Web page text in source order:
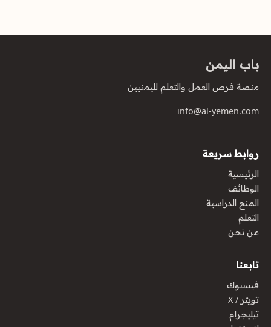
باب اليمن
منصة فرص العمل والتعلم لليمنيين
info@al-yemen.com
روابط سريعة
الرئيسية
الوظائف
المنح الدراسية
التعلم
من نحن
تابعنا
فيسبوك
تويتر / X
تيليجرام